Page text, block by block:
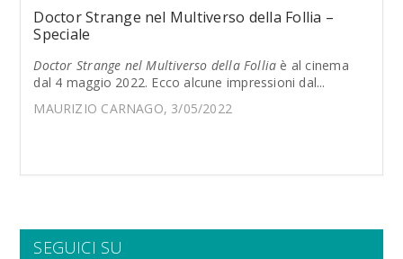
Doctor Strange nel Multiverso della Follia –
Speciale
Doctor Strange nel Multiverso della Follia è al cinema
dal 4 maggio 2022. Ecco alcune impressioni dal...
MAURIZIO CARNAGO, 3/05/2022
SEGUICI SU